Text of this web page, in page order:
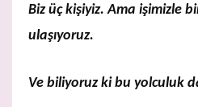
Biz üç kişiyiz. Ama işimizle
ulaşıyoruz.
Ve biliyoruz ki bu yolculuk